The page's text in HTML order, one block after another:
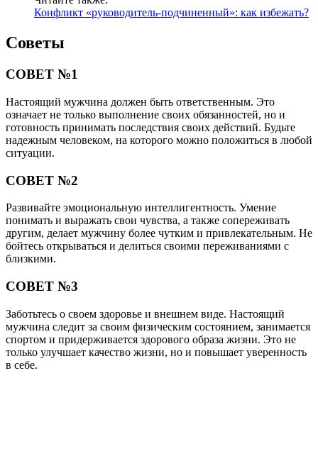
Конфликт «руководитель-подчиненный»: как избежать?
Советы
СОВЕТ №1
Настоящий мужчина должен быть ответственным. Это
означает не только выполнение своих обязанностей, но и
готовность принимать последствия своих действий. Будьте
надежным человеком, на которого можно положиться в любой
ситуации.
СОВЕТ №2
Развивайте эмоциональную интеллигентность. Умение
понимать и выражать свои чувства, а также сопереживать
другим, делает мужчину более чутким и привлекательным. Не
бойтесь открываться и делиться своими переживаниями с
близкими.
СОВЕТ №3
Заботьтесь о своем здоровье и внешнем виде. Настоящий
мужчина следит за своим физическим состоянием, занимается
спортом и придерживается здорового образа жизни. Это не
только улучшает качество жизни, но и повышает уверенность
в себе.